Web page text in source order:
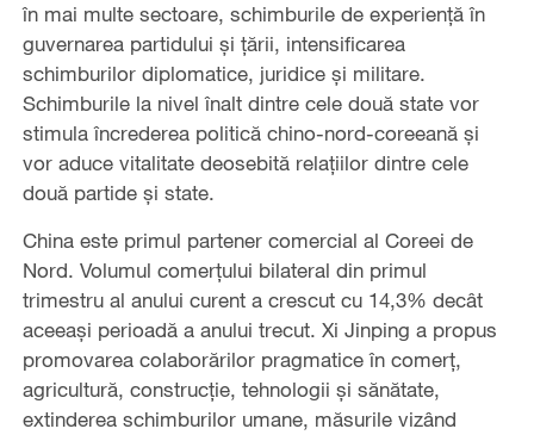
în mai multe sectoare, schimburile de experiență în
guvernarea partidului și țării, intensificarea
schimburilor diplomatice, juridice și militare.
Schimburile la nivel înalt dintre cele două state vor
stimula încrederea politică chino-nord-coreeană și
vor aduce vitalitate deosebită relațiilor dintre cele
două partide și state.
China este primul partener comercial al Coreei de
Nord. Volumul comerțului bilateral din primul
trimestru al anului curent a crescut cu 14,3% decât
aceeași perioadă a anului trecut. Xi Jinping a propus
promovarea colaborărilor pragmatice în comerț,
agricultură, construcție, tehnologii și sănătate,
extinderea schimburilor umane, măsurile vizând